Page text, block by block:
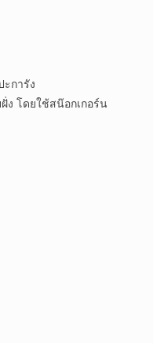
การัง
โดยใช้สน๊อกเกอร์น